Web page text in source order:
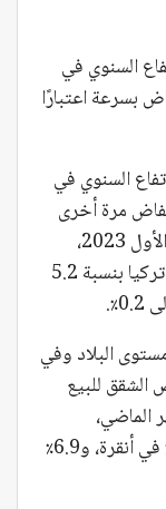
الارتفاع السنوي في
بدأ بالانخفاض بسرعة اعتبارًا
السنوي في
الانخفاض مرة أخرى
اعتبارًا من مارس/آذار، وفي ديسمبر/كانون الأول 2023،
انخفض معدل أسعار بيع وإيجار الشقق في تركيا بنسبة 5.2
البلاد وفي
للبيع
الماضي،
وانخفض بنسبة 4.5٪ في إسطنبول، و2.5٪ في أنقرة، و6.9٪